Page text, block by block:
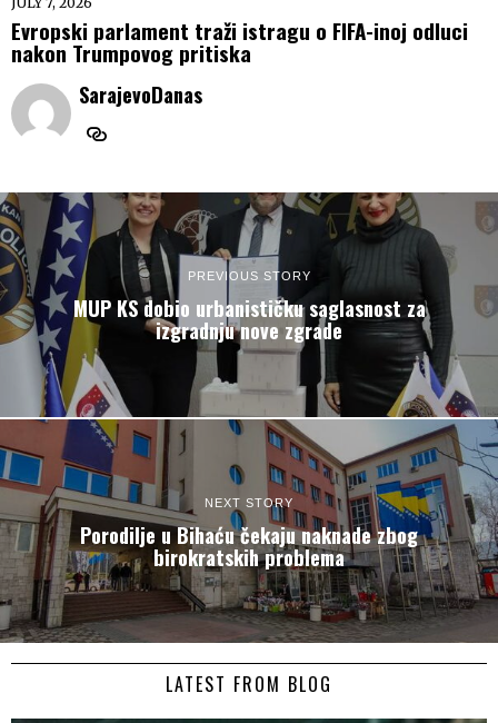
Evropski parlament traži istragu o FIFA-inoj odluci
nakon Trumpovog pritiska
SarajevoDanas
PREVIOUS STORY
MUP KS dobio urbanističku saglasnost za
izgradnju nove zgrade
NEXT STORY
Porodilje u Bihaću čekaju naknade zbog
birokratskih problema
LATEST FROM BLOG